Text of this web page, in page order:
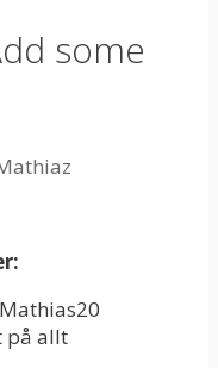
some
på allt